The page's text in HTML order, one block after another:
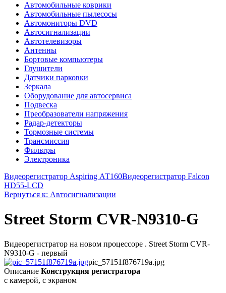
Автомобильные коврики
Автомобильные пылесосы
Автомониторы DVD
Автосигнализации
Автотелевизоры
Антенны
Бортовые компьютеры
Глушители
Датчики парковки
Зеркала
Оборудование для автосервиса
Подвеска
Преобразователи напряжения
Радар-детекторы
Тормозные системы
Трансмиссия
Фильтры
Электроника
Видеорегистратор Aspiring АТ160Видеорегистратор Falcon
HD55-LCD
Вернуться к: Автосигнализации
Street Storm CVR-N9310-G
Видеорегистратор на новом процессоре . Street Storm CVR-
N9310-G - первый
pic_57151f876719a.jpg
Описание Конструкция регистратора
с камерой, с экраном